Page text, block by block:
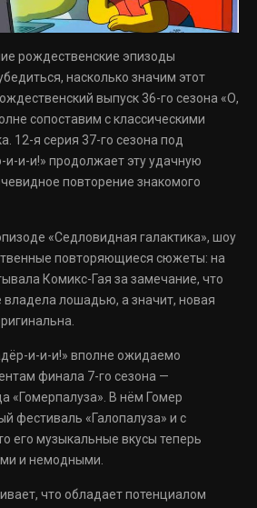
рождественские эпизоды
насколько значим этот
выпуск 36-го сезона «О,
сопоставим с классическими
12-я серия 37-го сезона под
и-и-и!» продолжает эту удачную
повторение знакомого
«Седловидная галактика», шоу
повторяющиеся сюжеты: на
Комикс-Гая за замечание, что
лошадью, а значит, новая
и-и-и!» вполне ожидаемо
финала 7-го сезона —
«Гомерпалуза». В нём Гомер
фестиваль «Галопалуза» и с
его музыкальные вкусы теперь
и немодными.
что обладает потенциалом